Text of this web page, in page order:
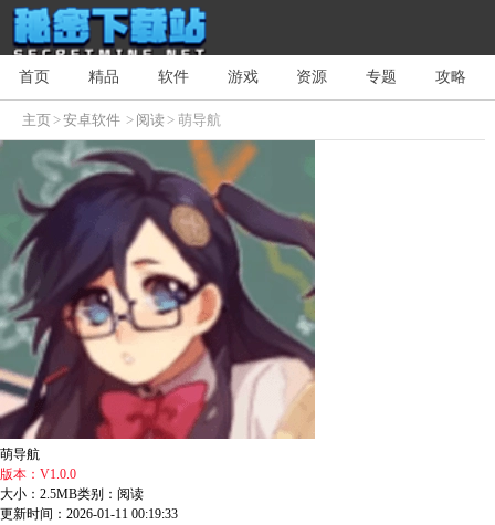
首页 精品 软件 游戏 资源 专题 攻略
主页>安卓软件 > 阅读> 萌导航
萌导航
版本：V1.0.0
大小：2.5MB类别：阅读
更新时间：2026-01-11 00:19:33